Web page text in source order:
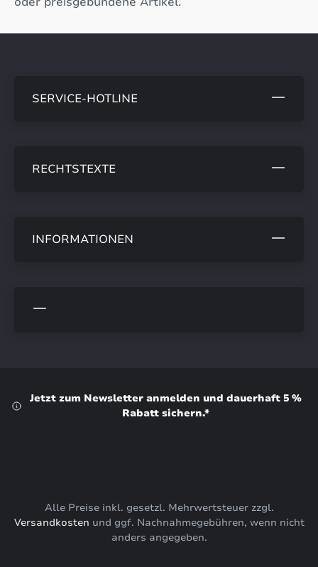
SERVICE-HOTLINE
RECHTSTEXTE
INFORMATIONEN
Jetzt zum Newsletter anmelden und dauerhaft 5 %
Rabatt sichern.*
Alle Preise inkl. gesetzl. Mehrwertsteuer zzgl.
Versandkosten und ggf. Nachnahmegebühren, wenn nicht
anders angegeben.